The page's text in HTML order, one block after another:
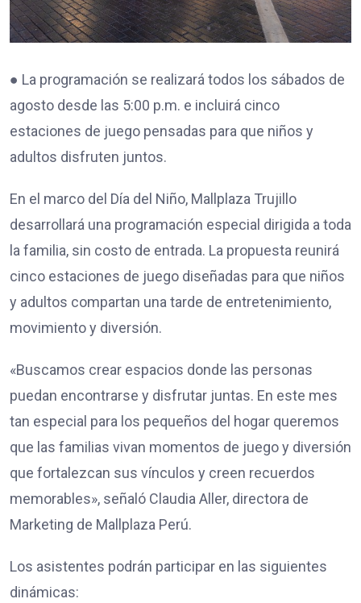
● La programación se realizará todos los sábados de
agosto desde las 5:00 p.m. e incluirá cinco
estaciones de juego pensadas para que niños y
adultos disfruten juntos.
En el marco del Día del Niño, Mallplaza Trujillo
desarrollará una programación especial dirigida a toda
la familia, sin costo de entrada. La propuesta reunirá
cinco estaciones de juego diseñadas para que niños
y adultos compartan una tarde de entretenimiento,
movimiento y diversión.
«Buscamos crear espacios donde las personas
puedan encontrarse y disfrutar juntas. En este mes
tan especial para los pequeños del hogar queremos
que las familias vivan momentos de juego y diversión
que fortalezcan sus vínculos y creen recuerdos
memorables», señaló Claudia Aller, directora de
Marketing de Mallplaza Perú.
Los asistentes podrán participar en las siguientes
dinámicas: